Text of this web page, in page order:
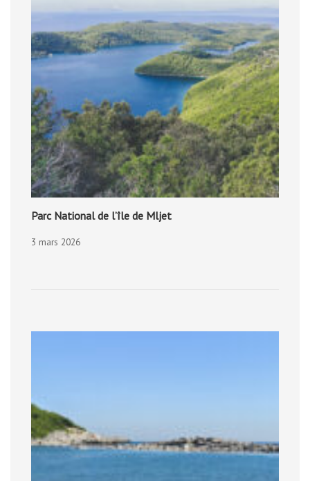
Parc National de l’île de Mljet
3 mars 2026